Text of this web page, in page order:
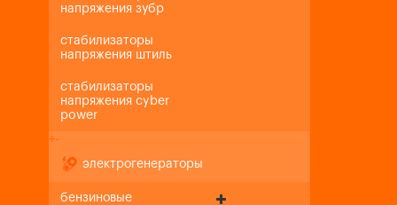
напряжения зубр
стабилизаторы
напряжения штиль
стабилизаторы
напряжения cyber
power
+-
электрогенераторы
бензиновые